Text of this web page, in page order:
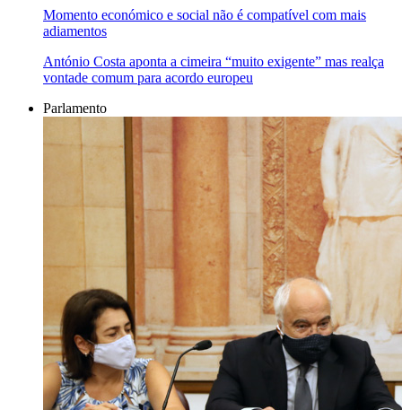
Momento económico e social não é compatível com mais
adiamentos
António Costa aponta a cimeira “muito exigente” mas realça
vontade comum para acordo europeu
Parlamento